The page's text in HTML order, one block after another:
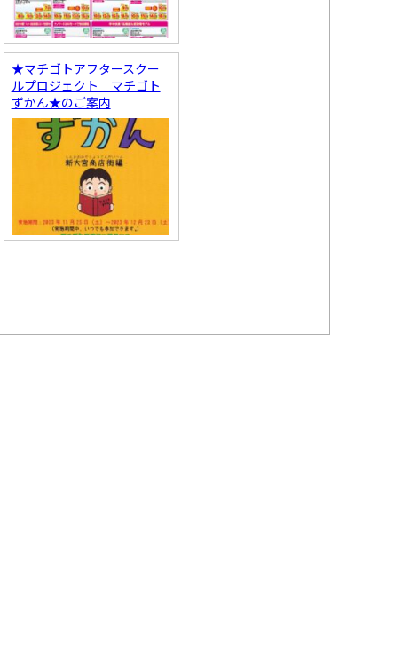
★マチゴトアフタースクー
ルプロジェクト マチゴト
ずかん★のご案内